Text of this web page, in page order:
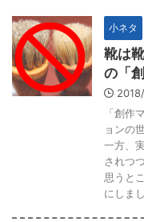
小ネタ
靴は
の「
「創作
ョンの
一方、
されつ
思うと
にしまし